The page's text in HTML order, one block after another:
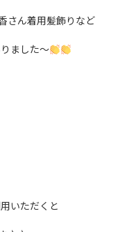
さん着用髪飾りなど
ました～
いただくと